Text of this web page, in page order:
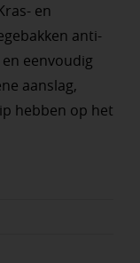
en
anti-
eenvoudig
aanslag,
hebben op het